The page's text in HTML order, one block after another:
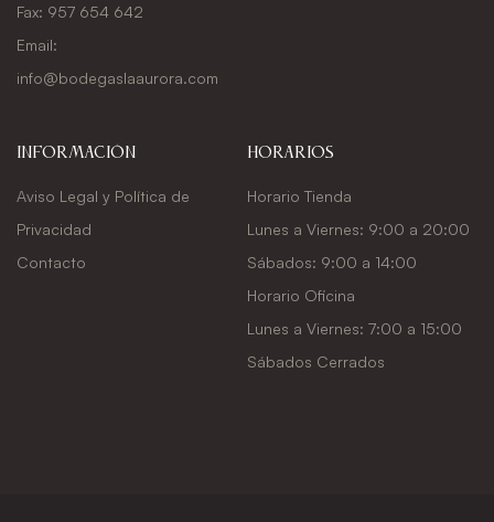
Fax: 957 654 642
Email:
info@bodegaslaaurora.com
Información
Aviso Legal y Política de
Privacidad
Contacto
Horarios
Horario Tienda
Lunes a Viernes: 9:00 a 20:00
Sábados: 9:00 a 14:00
Horario Oficina
Lunes a Viernes: 7:00 a 15:00
Sábados Cerrados